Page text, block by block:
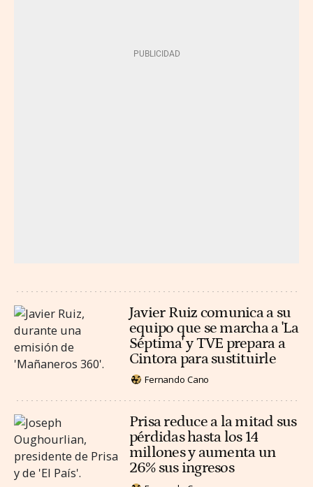
Javier Ruiz comunica a su
equipo que se marcha a 'La
Séptima' y TVE prepara a
Cintora para sustituirle
Fernando Cano
Prisa reduce a la mitad sus
pérdidas hasta los 14
millones y aumenta un
26% sus ingresos